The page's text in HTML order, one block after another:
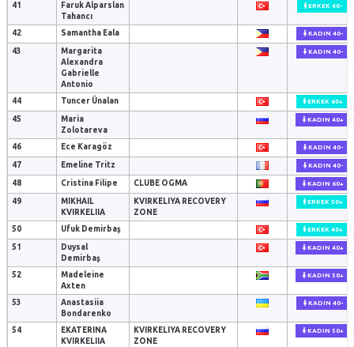
41
Faruk Alparslan
Tahancı
ERKEK 40-
42 Samantha Eala KADIN 40-
43
Margarita
Alexandra
Gabrielle
Antonio
KADIN 40-
44 Tuncer Ünalan ERKEK 60+
45
Maria
Zolotareva
KADIN 40+
46 Ece Karagöz KADIN 40-
47 Emeline Tritz KADIN 40-
48 Cristina Filipe CLUBE OGMA KADIN 60+
49
MIKHAIL
KVIRKELIIA
KVIRKELIYA RECOVERY
ZONE
ERKEK 50+
50 Ufuk Demirbaş ERKEK 40+
51
Duysal
Demirbaş
KADIN 40+
52
Madeleine
Axten
KADIN 50+
53
Anastasiia
Bondarenko
KADIN 40-
54
EKATERINA
KVIRKELIIA
KVIRKELIYA RECOVERY
ZONE
KADIN 50+